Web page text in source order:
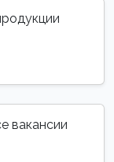
вакансии